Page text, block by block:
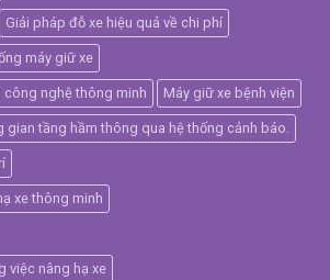
Giải pháp đỗ xe hiệu quả về chi phí
máy giữ xe
công nghệ thông minh Máy giữ xe bệnh viện
tầng hầm thông qua hệ thống cảnh báo.
xe thông minh
việc nâng hạ xe